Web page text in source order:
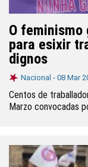
O feminismo
para esixir
dignos
Nacional - 08 Mar
Centos de
Marzo convocadas